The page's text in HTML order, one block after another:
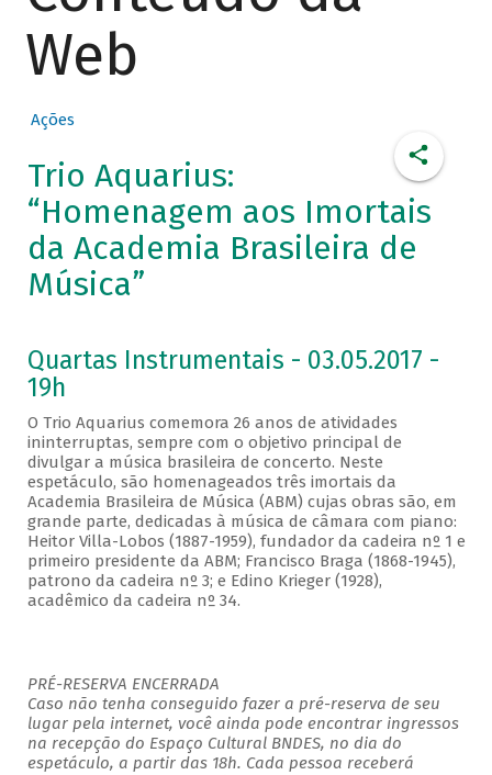
Web
Ações
Trio Aquarius:
“Homenagem aos Imortais
da Academia Brasileira de
Música”
Quartas Instrumentais - 03.05.2017 -
19h
O Trio Aquarius comemora 26 anos de atividades
ininterruptas, sempre com o objetivo principal de
divulgar a música brasileira de concerto. Neste
espetáculo, são homenageados três imortais da
Academia Brasileira de Música (ABM) cujas obras são, em
grande parte, dedicadas à música de câmara com piano:
Heitor Villa-Lobos (1887-1959), fundador da cadeira nº 1 e
primeiro presidente da ABM; Francisco Braga (1868-1945),
patrono da cadeira nº 3; e Edino Krieger (1928),
acadêmico da cadeira nº 34.
PRÉ-RESERVA ENCERRADA
Caso não tenha conseguido fazer a pré-reserva de seu
lugar pela internet, você ainda pode encontrar ingressos
na recepção do Espaço Cultural BNDES, no dia do
espetáculo, a partir das 18h. Cada pessoa receberá